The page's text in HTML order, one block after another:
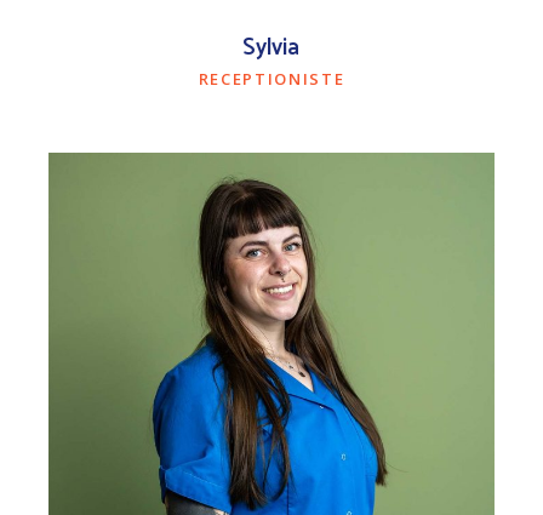
Sylvia
RECEPTIONISTE